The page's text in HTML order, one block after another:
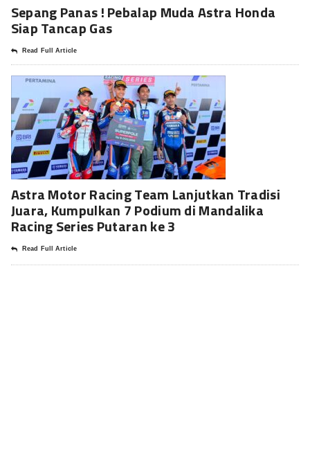
Sepang Panas ! Pebalap Muda Astra Honda
Siap Tancap Gas
Read Full Article
Astra Motor Racing Team Lanjutkan Tradisi
Juara, Kumpulkan 7 Podium di Mandalika
Racing Series Putaran ke 3
Read Full Article